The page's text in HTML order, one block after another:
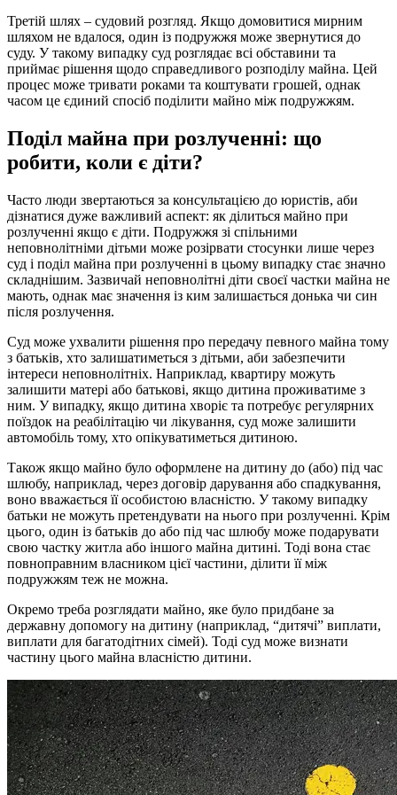
Третій шлях – судовий розгляд. Якщо домовитися мирним
шляхом не вдалося, один із подружжя може звернутися до
суду. У такому випадку суд розглядає всі обставини та
приймає рішення щодо справедливого розподілу майна. Цей
процес може тривати роками та коштувати грошей, однак
часом це єдиний спосіб поділити майно між подружжям.
Поділ майна при розлученні: що
робити, коли є діти?
Часто люди звертаються за консультацією до юристів, аби
дізнатися дуже важливий аспект: як ділиться майно при
розлученні якщо є діти. Подружжя зі спільними
неповнолітніми дітьми може розірвати стосунки лише через
суд і поділ майна при розлученні в цьому випадку стає значно
складнішим. Зазвичай неповнолітні діти своєї частки майна не
мають, однак має значення із ким залишається донька чи син
після розлучення.
Суд може ухвалити рішення про передачу певного майна тому
з батьків, хто залишатиметься з дітьми, аби забезпечити
інтереси неповнолітніх. Наприклад, квартиру можуть
залишити матері або батькові, якщо дитина проживатиме з
ним. У випадку, якщо дитина хворіє та потребує регулярних
поїздок на реабілітацію чи лікування, суд може залишити
автомобіль тому, хто опікуватиметься дитиною.
Також якщо майно було оформлене на дитину до (або) під час
шлюбу, наприклад, через договір дарування або спадкування,
воно вважається її особистою власністю. У такому випадку
батьки не можуть претендувати на нього при розлученні. Крім
цього, один із батьків до або під час шлюбу може подарувати
свою частку житла або іншого майна дитині. Тоді вона стає
повноправним власником цієї частини, ділити її між
подружжям теж не можна.
Окремо треба розглядати майно, яке було придбане за
державну допомогу на дитину (наприклад, “дитячі” виплати,
виплати для багатодітних сімей). Тоді суд може визнати
частину цього майна власністю дитини.